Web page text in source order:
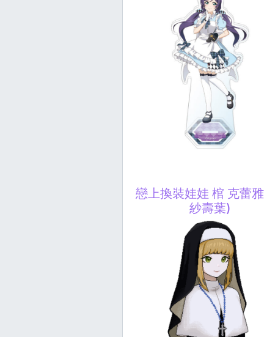
戀上換裝娃娃 棺 克蕾
紗壽葉)